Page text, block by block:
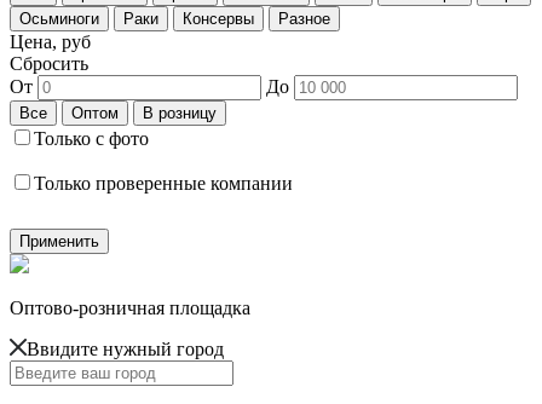
Цена, руб
Сбросить
От
До
Только с фото
Только проверенные компании
Оптово-розничная площадка
Ввидите нужный город